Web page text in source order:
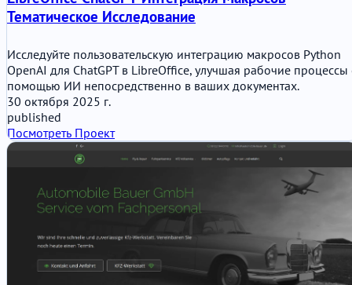
Тематическое Исследование
Исследуйте пользовательскую интеграцию макросов Python
OpenAI для ChatGPT в LibreOffice, улучшая рабочие процессы
помощью ИИ непосредственно в ваших документах.
30 октября 2025 г.
published
Посмотреть Проект